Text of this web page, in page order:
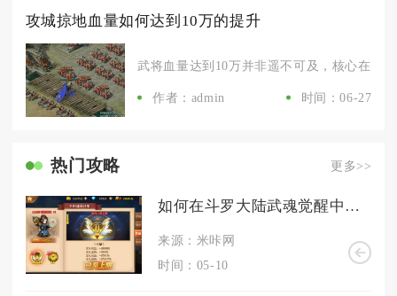
攻城掠地血量如何达到10万的提升
武将血量达到10万并非遥不可及，核心在于
作者：admin 时间：06-27
热门攻略 更多>>
如何在斗罗大陆武魂觉醒中增加站位
来源：米咔网
时间：05-10